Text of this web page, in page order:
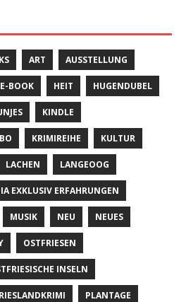
ART AUSSTELLUNG
E-BOOK HEIT HUGENDUBEL
KINDLE
KRIMIREIHE KULTUR
LACHEN LANGEOOG
EXKLUSIV ERFAHRUNGEN
MUSIK NEU NEUES
OSTFRIESEN
INSELN
PLANTAGE